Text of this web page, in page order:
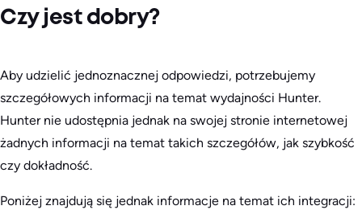
Czy jest dobry?
Aby udzielić jednoznacznej odpowiedzi, potrzebujemy
szczegółowych informacji na temat wydajności Hunter.
Hunter nie udostępnia jednak na swojej stronie internetowej
żadnych informacji na temat takich szczegółów, jak szybkość
czy dokładność.
Poniżej znajdują się jednak informacje na temat ich integracji: